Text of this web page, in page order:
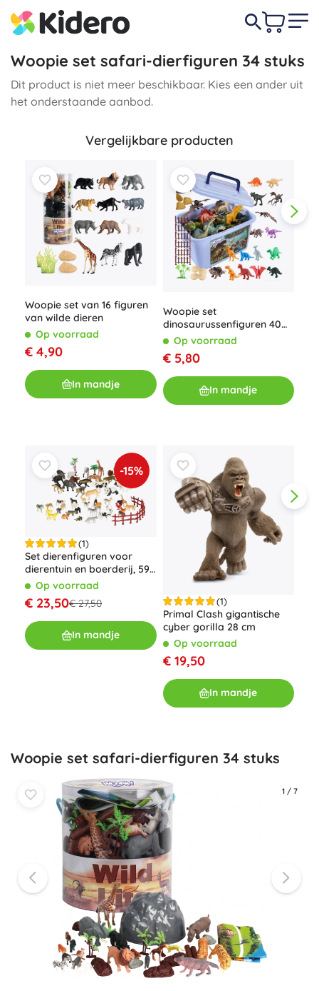
Woopie set safari-dierfiguren 34 stuks
Dit product is niet meer beschikbaar. Kies een ander uit
het onderstaande aanbod.
Vergelijkbare producten
Woopie set van 16 figuren
van wilde dieren
Op voorraad
€ 4,90
In mandje
Woopie set
dinosaurussenfiguren 40
stuks in een draagbare
Op voorraad
€ 5,80
In mandje
-15%
(1)
Set dierenfiguren voor
dierentuin en boerderij, 59
stuks in box
Op voorraad
€ 23,50€ 27,50
In mandje
(1)
Primal Clash gigantische
cyber gorilla 28 cm
Op voorraad
€ 19,50
In mandje
Woopie set safari-dierfiguren 34 stuks
1 / 7